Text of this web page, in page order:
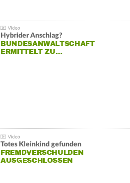
Hybrider Anschlag?
BUNDESANWALTSCHAFT
ERMITTELT ZU…
Totes Kleinkind gefunden
FREMDVERSCHULDEN
AUSGESCHLOSSEN